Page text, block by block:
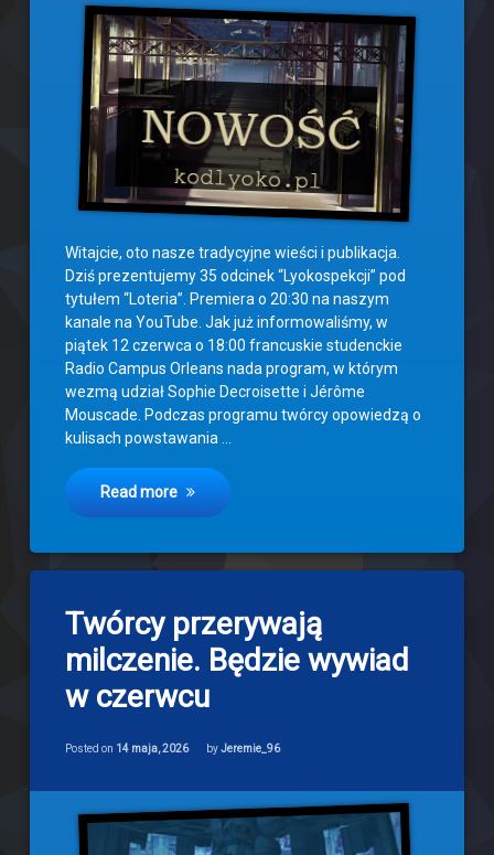
Witajcie, oto nasze tradycyjne wieści i publikacja.
Dziś prezentujemy 35 odcinek “Lyokospekcji” pod
tytułem “Loteria”. Premiera o 20:30 na naszym
kanale na YouTube. Jak już informowaliśmy, w
piątek 12 czerwca o 18:00 francuskie studenckie
Radio Campus Orleans nada program, w którym
wezmą udział Sophie Decroisette i Jérôme
Mouscade. Podczas programu twórcy opowiedzą o
kulisach powstawania …
Read more
maja
2026
Twórcy przerywają
milczenie. Będzie wywiad
w czerwcu
Posted on 14 maja, 2026 byJeremie_96
komentarz
do
Twórcy
przerywają
milczenie.
Będzie
w